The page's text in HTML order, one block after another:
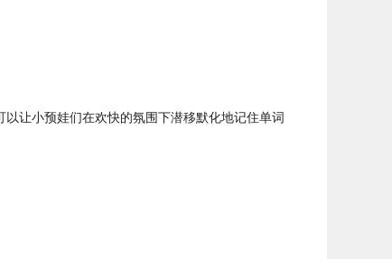
让小预娃们在欢快的氛围下潜移默化地记住单词